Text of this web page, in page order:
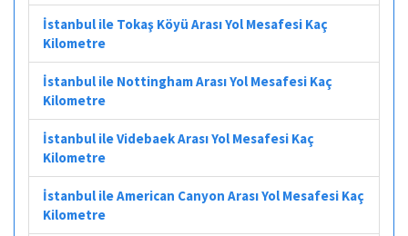
İstanbul ile Tokaş Köyü Arası Yol Mesafesi Kaç
Kilometre
İstanbul ile Nottingham Arası Yol Mesafesi Kaç
Kilometre
İstanbul ile Videbaek Arası Yol Mesafesi Kaç
Kilometre
İstanbul ile American Canyon Arası Yol Mesafesi Kaç
Kilometre